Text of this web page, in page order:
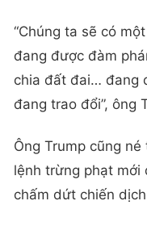
“Chúng ta sẽ có
đang được đàm
chia đất đai… đang
đang trao đổi”, ông
Ông Trump cũng
lệnh trừng phạt mới
chấm dứt chiến